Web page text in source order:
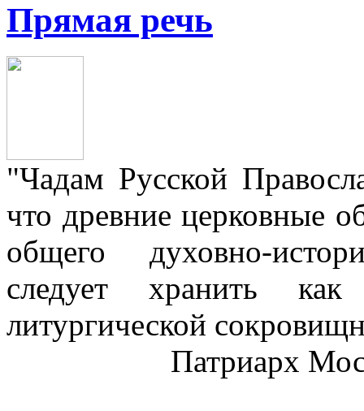
Прямая речь
"Чадам Русской
что древние церковные
общего духовно-
следует хранить
литургической
Патриарх